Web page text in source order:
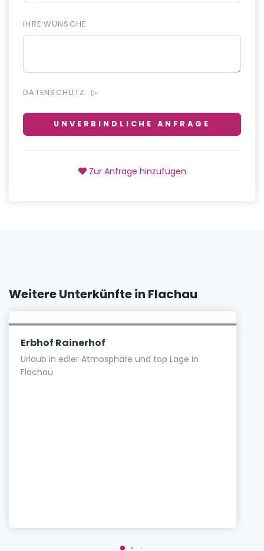
IHRE WÜNSCHE
DATENSCHUTZ
UNVERBINDLICHE ANFRAGE
Zur Anfrage hinzufügen
Weitere Unterkünfte in Flachau
Erbhof Rainerhof
Urlaub in edler Atmosphäre und top Lage in
Flachau